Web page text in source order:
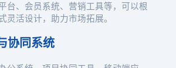
台、会员系统、营销工具等，可以根
灵活设计，助力市场拓展。
协同系统